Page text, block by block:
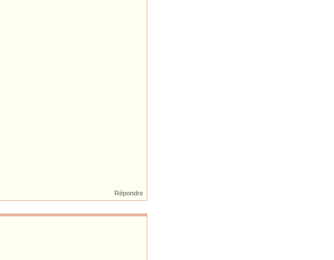
Répondre